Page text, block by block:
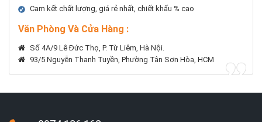
Cam kết chất lượng, giá rẻ nhất, chiết khấu % cao
Văn Phòng Và Cửa Hàng :
Số 4A/9 Lê Đức Thọ, P. Từ Liêm, Hà Nội.
93/5 Nguyễn Thanh Tuyền, Phường Tân Sơn Hòa, HCM